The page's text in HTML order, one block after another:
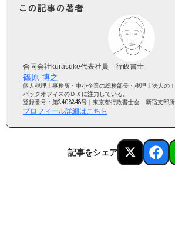
この記事の著者
合同会社kurasuke代表社員 行政書士
篠原 博之
個人税理士事務所・中小企業の総務部長・税理士法人の
バックオフィスのＤＸに注力している。
登録番号：第2408248号｜東京都行政書士会 新宿支部
プロフィール詳細はこちら
記事をシェア